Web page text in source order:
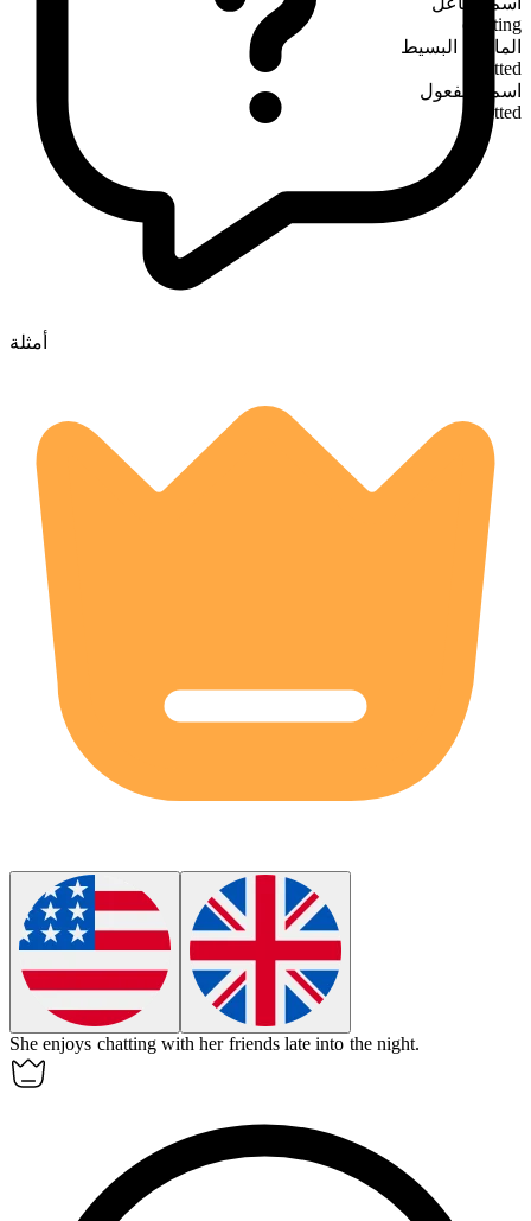
chatting
الماضي البسيط
chatted
اسم المفعول
chatted
أمثلة
She enjoys chatting with her friends late into the night.